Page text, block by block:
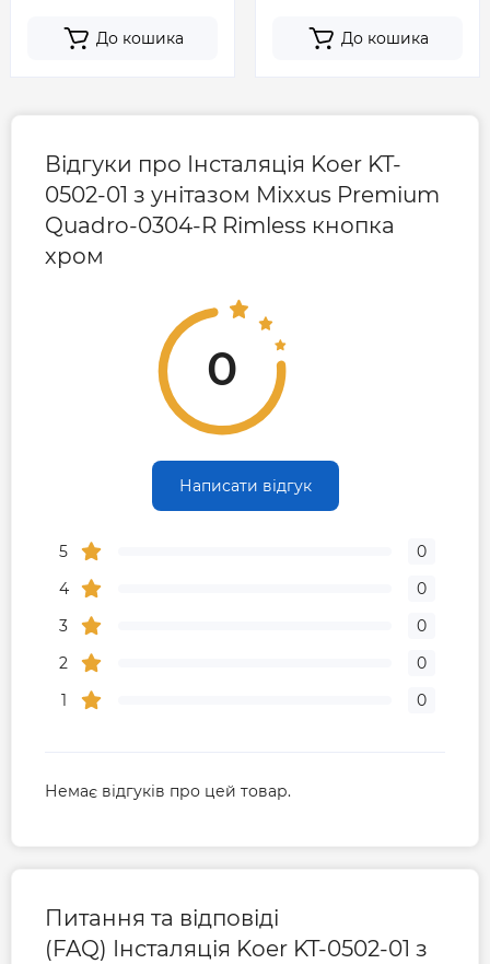
До кошика До кошика
Відгуки про Інсталяція Koer KT-
0502-01 з унітазом Mixxus Premium
Quadro-0304-R Rimless кнопка
хром
0
Написати відгук
5
0
4
0
3
0
2
0
1
0
Немає відгуків про цей товар.
Питання та відповіді
(FAQ) Інсталяція Koer KT-0502-01 з